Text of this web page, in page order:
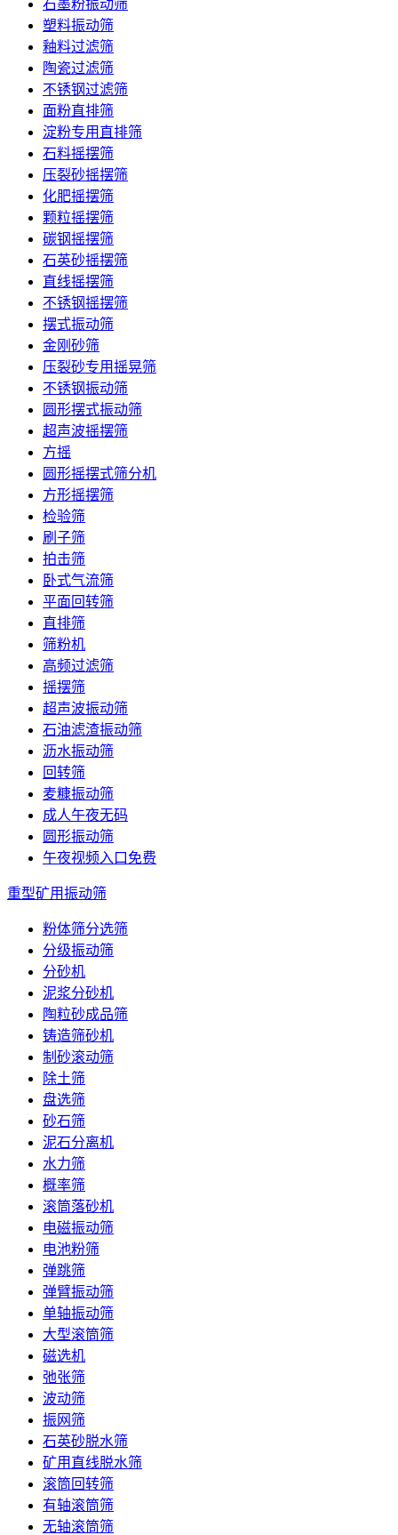
石墨粉振动筛
塑料振动筛
釉料过滤筛
陶瓷过滤筛
不锈钢过滤筛
面粉直排筛
淀粉专用直排筛
石料摇摆筛
压裂砂摇摆筛
化肥摇摆筛
颗粒摇摆筛
碳钢摇摆筛
石英砂摇摆筛
直线摇摆筛
不锈钢摇摆筛
摆式振动筛
金刚砂筛
压裂砂专用摇晃筛
不锈钢振动筛
圆形摆式振动筛
超声波摇摆筛
方摇
圆形摇摆式筛分机
方形摇摆筛
检验筛
刷子筛
拍击筛
卧式气流筛
平面回转筛
直排筛
筛粉机
高频过滤筛
摇摆筛
超声波振动筛
石油滤渣振动筛
沥水振动筛
回转筛
麦糠振动筛
成人午夜无码
圆形振动筛
午夜视频入口免费
重型矿用振动筛
粉体筛分选筛
分级振动筛
分砂机
泥浆分砂机
陶粒砂成品筛
铸造筛砂机
制砂滚动筛
除土筛
盘选筛
砂石筛
泥石分离机
水力筛
概率筛
滚筒落砂机
电磁振动筛
电池粉筛
弹跳筛
弹臂振动筛
单轴振动筛
大型滚筒筛
磁选机
弛张筛
波动筛
振网筛
石英砂脱水筛
矿用直线脱水筛
滚筒回转筛
有轴滚筒筛
无轴滚筒筛